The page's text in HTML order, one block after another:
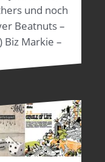
und noch
Beatnuts –
Biz Markie –